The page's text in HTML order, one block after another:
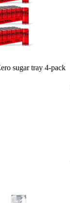
sugar tray 4-pack